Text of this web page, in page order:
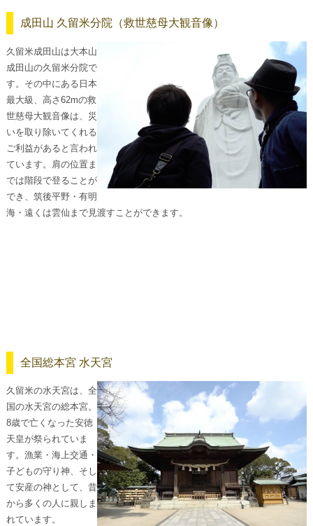
成田山 久留米分院（救世慈母大観音像）
久留米成田山は大本山
成田山の久留米分院で
す。その中にある日本
最大級、高さ62mの救
世慈母大観音像は、災
いを取り除いてくれる
ご利益があると言われ
ています。肩の位置ま
では階段で登ることが
でき、筑後平野・有明
海・遠くは雲仙まで見渡すことができます。
全国総本宮 水天宮
久留米の水天宮は、全
国の水天宮の総本宮。
8歳で亡くなった安徳
天皇が祭られていま
す。漁業・海上交通・
子どもの守り神、そし
て安産の神として、昔
から多くの人に親しま
れています。